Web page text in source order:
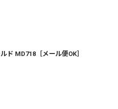
ド MD718［メール便OK］